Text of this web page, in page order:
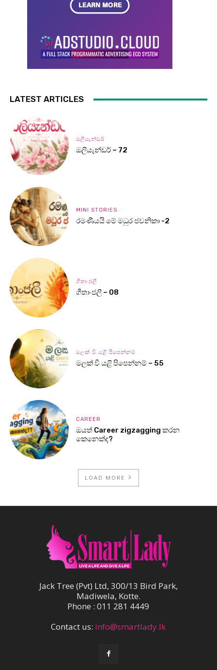
LATEST ARTICLES
ඔලියැන්ඩර්
ඔලියැන්ඩර් – 72
MINI STORIES
රමණීයයි මේ මධුර ජවනිකා -2
ගීතාංජලී
ගීතාංජලී – 08
මලක් වී යළි පිපෙන්නම්
මලක් වී යළි පිපෙන්නම් – 55
CAREER
ඔයත් Career zigzagging කරන
කෙනෙක්ද?
LOAD MORE
Jack Tree (Pvt) Ltd, 300/13 Bird Park,
Madiwela, Kotte.
Phone : 011 281 4449
Contact us: info@smartlady.lk